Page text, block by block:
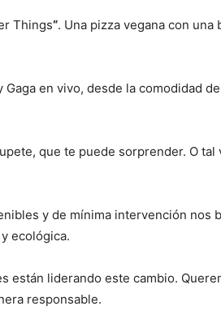
Things“. Una pizza vegana con
en vivo, desde la comodidad
que te puede sorprender. O tal
y de mínima intervención nos
ecológica.
están liderando este cambio.
responsable.